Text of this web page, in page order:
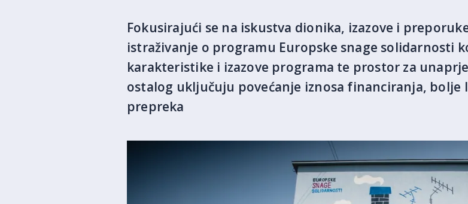
Fokusirajući se na iskustva dionika, izazove i
istraživanje o programu Europske snage solidarnosti
karakteristike i izazove programa te prostor za
ostalog uključuju povećanje iznosa financiranja, bolje
prepreka